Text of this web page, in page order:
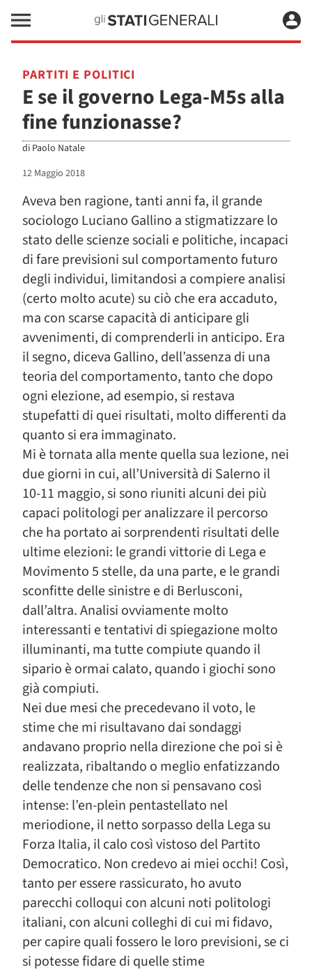
PARTITI E POLITICI
E se il governo Lega-M5s alla
fine funzionasse?
di Paolo Natale
12 Maggio 2018
Aveva ben ragione, tanti anni fa, il grande
sociologo Luciano Gallino a stigmatizzare lo
stato delle scienze sociali e politiche, incapaci
di fare previsioni sul comportamento futuro
degli individui, limitandosi a compiere analisi
(certo molto acute) su ciò che era accaduto,
ma con scarse capacità di anticipare gli
avvenimenti, di comprenderli in anticipo. Era
il segno, diceva Gallino, dell’assenza di una
teoria del comportamento, tanto che dopo
ogni elezione, ad esempio, si restava
stupefatti di quei risultati, molto differenti da
quanto si era immaginato.
Mi è tornata alla mente quella sua lezione, nei
due giorni in cui, all’Università di Salerno il
10-11 maggio, si sono riuniti alcuni dei più
capaci politologi per analizzare il percorso
che ha portato ai sorprendenti risultati delle
ultime elezioni: le grandi vittorie di Lega e
Movimento 5 stelle, da una parte, e le grandi
sconfitte delle sinistre e di Berlusconi,
dall’altra. Analisi ovviamente molto
interessanti e tentativi di spiegazione molto
illuminanti, ma tutte compiute quando il
sipario è ormai calato, quando i giochi sono
già compiuti.
Nei due mesi che precedevano il voto, le
stime che mi risultavano dai sondaggi
andavano proprio nella direzione che poi si è
realizzata, ribaltando o meglio enfatizzando
delle tendenze che non si pensavano così
intense: l’en-plein pentastellato nel
meriodione, il netto sorpasso della Lega su
Forza Italia, il calo così vistoso del Partito
Democratico. Non credevo ai miei occhi! Così,
tanto per essere rassicurato, ho avuto
parecchi colloqui con alcuni noti politologi
italiani, con alcuni colleghi di cui mi fidavo,
per capire quali fossero le loro previsioni, se ci
si potesse fidare di quelle stime